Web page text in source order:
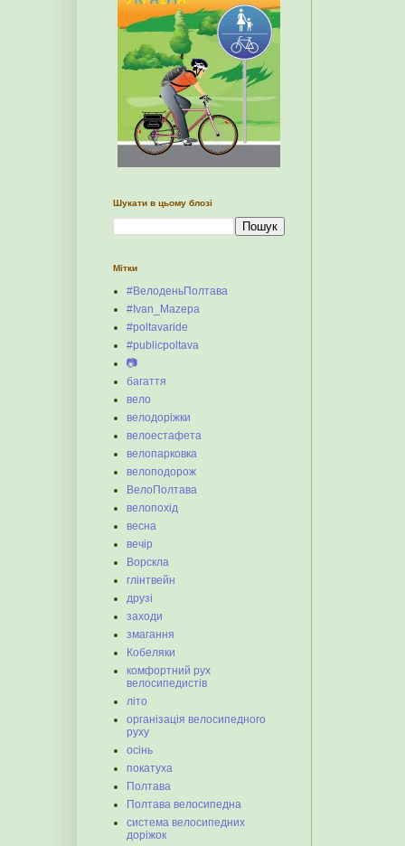
Шукати в цьому блозі
Мітки
#ВелоденьПолтава
#Ivan_Mazepa
#poltavaride
#publicpoltava
📷
багаття
вело
велодоріжки
велоестафета
велопарковка
велоподорож
ВелоПолтава
велопохід
весна
вечір
Ворскла
глінтвейн
друзі
заходи
змагання
Кобеляки
комфортний рух
велосипедистів
літо
організація велосипедного
руху
осінь
покатуха
Полтава
Полтава велосипедна
система велосипедних
доріжок